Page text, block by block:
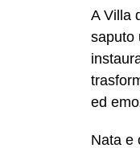
A Villa
saputo
ed
Nata e